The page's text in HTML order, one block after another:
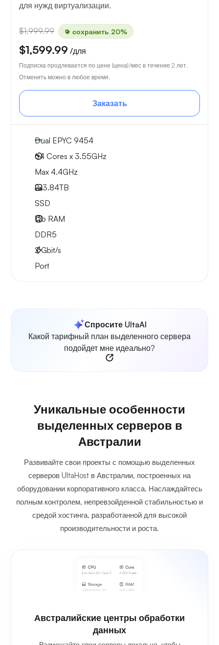
для нужд виртуализации.
$1,999.99 сохранить 20%
$1,599.99 /для
Подписка продлевается по цене {цена}/мес в течение 2 лет.
Отменить можно в любое время.
Заказать
Dual EPYC 9454
64 Cores x 3.55GHz
Max 4.4GHz
2x3.84TB
SSD
1Tb RAM
DDR5
2Gbit/s
Port
Спросите UltaAI
Какой тарифный план выделенного сервера
подойдет мне идеально?
Уникальные особенности
выделенных серверов в
Австралии
Развивайте свои проекты с помощью выделенных
серверов UltaHost в Австралии, построенных на
оборудовании корпоративного класса. Наслаждайтесь
полным контролем, непревзойденной стабильностью и
средой хостинга, разработанной для высокой
производительности и роста.
Австралийские центры обработки
данных